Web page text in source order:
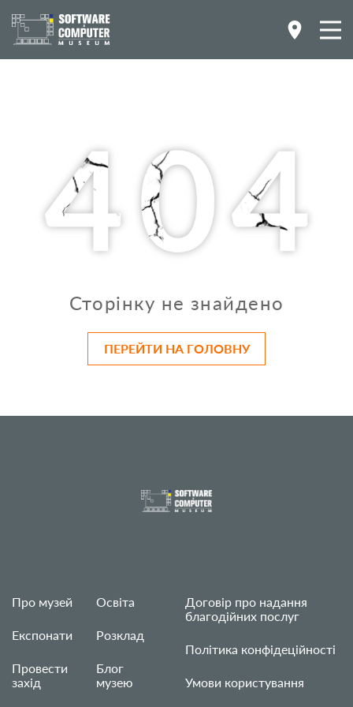
Сторінку не знайдено
ПЕРЕЙТИ НА ГОЛОВНУ
Про музей
Експонати
Провести
захід
Освіта
Розклад
Блог
музею
Договір про надання
благодійних послуг
Політика конфідеційності
Умови користування